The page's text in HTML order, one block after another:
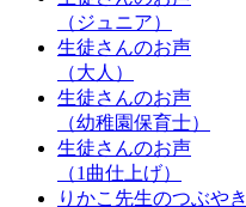
（ジュニア）
生徒さんのお声
（大人）
生徒さんのお声
（幼稚園保育士）
生徒さんのお声
（1曲仕上げ）
りかこ先生のつぶやき